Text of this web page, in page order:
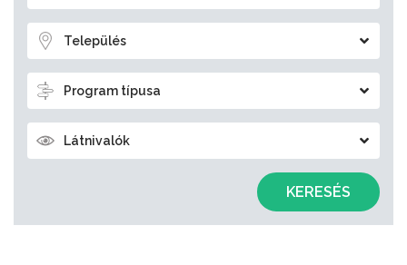
Település
Program típusa
Látnivalók
KERESÉS